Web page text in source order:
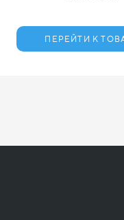
ПЕРЕЙТИ К